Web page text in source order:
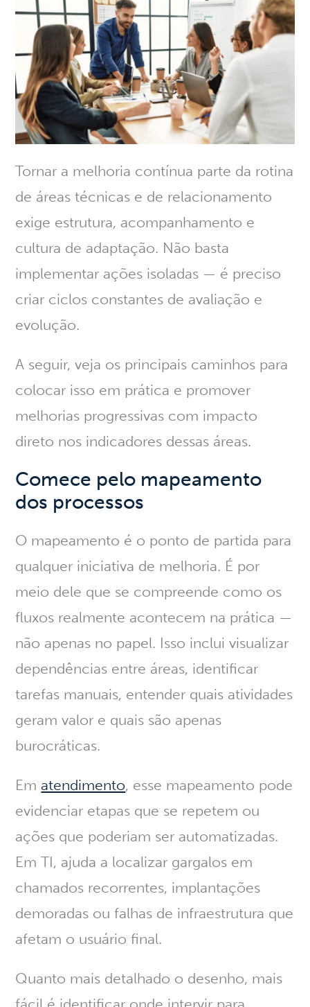
Tornar a melhoria contínua parte da rotina
de áreas técnicas e de relacionamento
exige estrutura, acompanhamento e
cultura de adaptação. Não basta
implementar ações isoladas — é preciso
criar ciclos constantes de avaliação e
evolução.
A seguir, veja os principais caminhos para
colocar isso em prática e promover
melhorias progressivas com impacto
direto nos indicadores dessas áreas.
Comece pelo mapeamento
dos processos
O mapeamento é o ponto de partida para
qualquer iniciativa de melhoria. É por
meio dele que se compreende como os
fluxos realmente acontecem na prática —
não apenas no papel. Isso inclui visualizar
dependências entre áreas, identificar
tarefas manuais, entender quais atividades
geram valor e quais são apenas
burocráticas.
Ematendimento, esse mapeamento pode
evidenciar etapas que se repetem ou
ações que poderiam ser automatizadas.
Em TI, ajuda a localizar gargalos em
chamados recorrentes, implantações
demoradas ou falhas de infraestrutura que
afetam o usuário final.
Quanto mais detalhado o desenho, mais